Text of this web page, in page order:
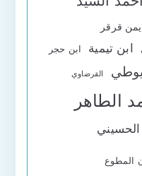
قرقر
ابن تيمية ابن حجر
القرضاوي
الطاهر
المطوع